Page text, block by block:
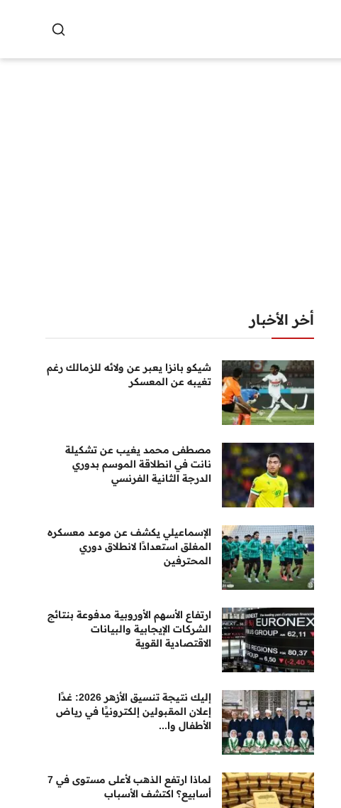
أخر الأخبار
شيكو بانزا يعبر عن ولائه للزمالك رغم
تغيبه عن المعسكر
مصطفى محمد يغيب عن تشكيلة
نانت في انطلاقة الموسم بدوري
الدرجة الثانية الفرنسي
الإسماعيلي يكشف عن موعد معسكره
المغلق استعدادًا لانطلاق دوري
المحترفين
ارتفاع الأسهم الأوروبية مدفوعة بنتائج
الشركات الإيجابية والبيانات
الاقتصادية القوية
إليك نتيجة تنسيق الأزهر 2026: غدًا
إعلان المقبولين إلكترونيًا في رياض
الأطفال وا...
لماذا ارتفع الذهب لأعلى مستوى في 7
أسابيع؟ اكتشف الأسباب